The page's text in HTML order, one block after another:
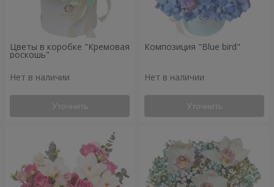
Цветы в коробке "Кремовая
роскошь"
Нет в наличии
Уточнить
Композиция "Blue bird"
Нет в наличии
Уточнить